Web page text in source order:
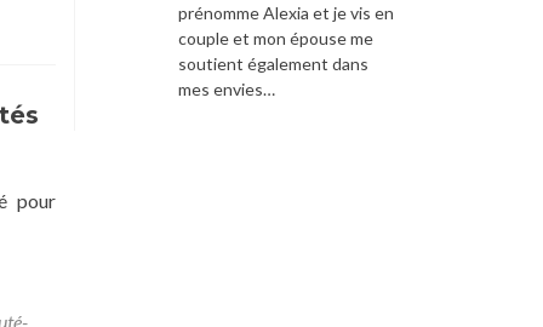
pour
prénomme Alexia et je vis en
couple et mon épouse me
soutient également dans
mes envies…